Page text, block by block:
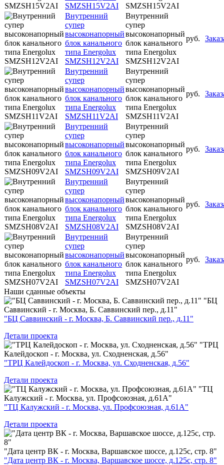
SMZSH15V2AI
SMZSH15V2AI
Внутренний
супер
высоконапорный
блок канального
типа Energolux
SMZSH12V2AI
Внутренний
супер
высоконапорный
блок канального
типа Energolux
SMZSH12V2AI
руб.
Внутренний
супер
высоконапорный
блок канального
типа Energolux
SMZSH11V2AI
Внутренний
супер
высоконапорный
блок канального
типа Energolux
SMZSH11V2AI
руб.
Внутренний
супер
высоконапорный
блок канального
типа Energolux
SMZSH09V2AI
Внутренний
супер
высоконапорный
блок канального
типа Energolux
SMZSH09V2AI
руб.
Внутренний
супер
высоконапорный
блок канального
типа Energolux
SMZSH08V2AI
Внутренний
супер
высоконапорный
блок канального
типа Energolux
SMZSH08V2AI
руб.
Внутренний
супер
высоконапорный
блок канального
типа Energolux
SMZSH07V2AI
Внутренний
супер
высоконапорный
блок канального
типа Energolux
SMZSH07V2AI
руб.
Наши сданные объекты
"БЦ
Саввинский - г. Москва, Б. Саввинский пер., д.11"
"БЦ Саввинский - г. Москва, Б. Саввинский пер., д.11"
Детали проекта
"ТРЦ
Калейдоскоп - г. Москва, ул. Сходненская, д.56"
"ТРЦ Калейдоскоп - г. Москва, ул. Сходненская, д.56"
Детали проекта
"ТЦ
Калужский - г. Москва, ул. Профсоюзная, д.61А"
"ТЦ Калужский - г. Москва, ул. Профсоюзная, д.61А"
Детали проекта
"Дата центр ВК - г. Москва, Варшавское шоссе, д.125с, стр. 8"
"Дата центр ВК - г. Москва, Варшавское шоссе, д.125с, стр. 8"